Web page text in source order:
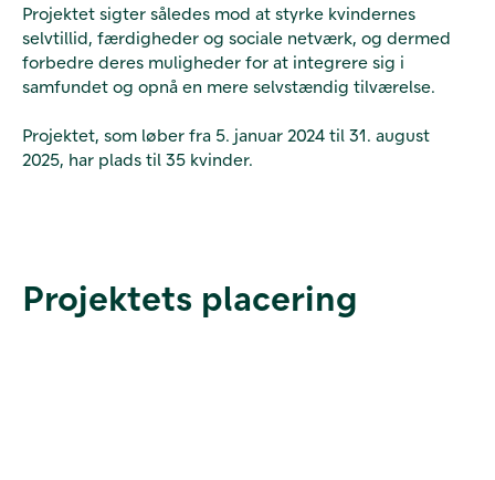
Projektet sigter således mod at styrke kvindernes
selvtillid, færdigheder og sociale netværk, og dermed
forbedre deres muligheder for at integrere sig i
samfundet og opnå en mere selvstændig tilværelse.
Projektet, som løber fra 5. januar 2024 til 31. august
2025, har plads til 35 kvinder.
Projektets placering